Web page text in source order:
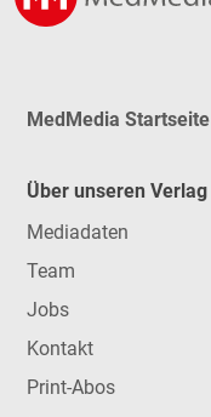
MedMedia Startseite
Über unseren Verlag
Mediadaten
Team
Jobs
Kontakt
Print-Abos